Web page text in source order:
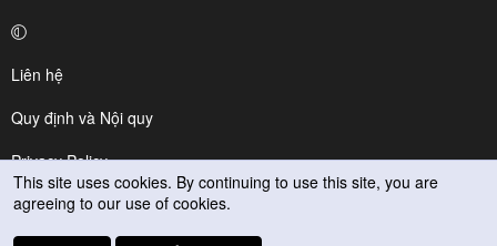
Liên hệ
Quy định và Nội quy
Privacy Policy
Trợ giúp
This site uses cookies. By continuing to use this site, you are
agreeing to our use of cookies.